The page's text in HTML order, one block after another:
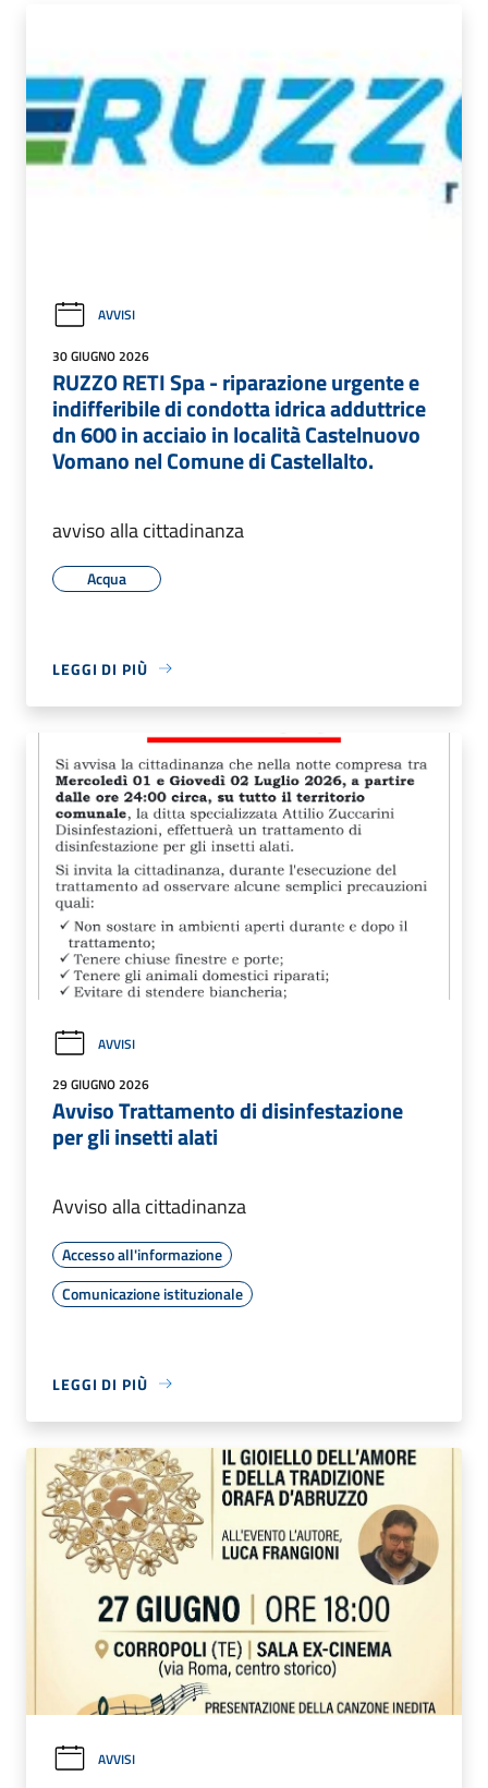
AVVISI
30 GIUGNO 2026
RUZZO RETI Spa - riparazione urgente e
indifferibile di condotta idrica adduttrice
dn 600 in acciaio in località Castelnuovo
Vomano nel Comune di Castellalto.
avviso alla cittadinanza
Acqua
LEGGI DI PIÙ
AVVISI
29 GIUGNO 2026
Avviso Trattamento di disinfestazione
per gli insetti alati
Avviso alla cittadinanza
Accesso all'informazione
Comunicazione istituzionale
LEGGI DI PIÙ
AVVISI